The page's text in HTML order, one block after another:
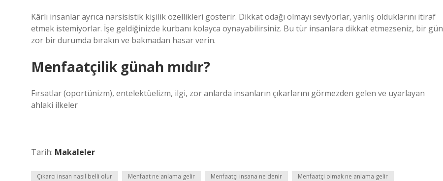
Kârlı insanlar ayrıca narsisistik kişilik özellikleri gösterir. Dikkat odağı olmayı seviyorlar, yanlış olduklarını itiraf
etmek istemiyorlar. İşe geldiğinizde kurbanı kolayca oynayabilirsiniz. Bu tür insanlara dikkat etmezseniz, bir gün
zor bir durumda bırakın ve bakmadan hasar verin.
Menfaatçilik günah mıdır?
Fırsatlar (oportünizm), entelektüelizm, ilgi, zor anlarda insanların çıkarlarını görmezden gelen ve uyarlayan
ahlaki ilkeler
Tarih: Makaleler
Çıkarcı insan nasıl belli olur Menfaat ne anlama gelir Menfaatçi insana ne denir Menfaatçi olmak ne anlama gelir